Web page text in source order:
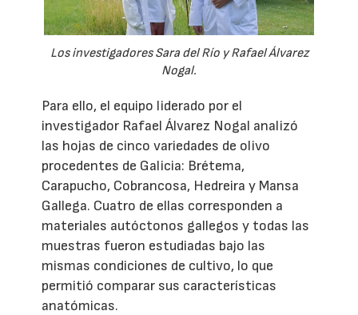
Los investigadores Sara del Río y Rafael Álvarez
Nogal.
Para ello, el equipo liderado por el
investigador Rafael Álvarez Nogal analizó
las hojas de cinco variedades de olivo
procedentes de Galicia: Brétema,
Carapucho, Cobrancosa, Hedreira y Mansa
Gallega. Cuatro de ellas corresponden a
materiales autóctonos gallegos y todas las
muestras fueron estudiadas bajo las
mismas condiciones de cultivo, lo que
permitió comparar sus características
anatómicas.